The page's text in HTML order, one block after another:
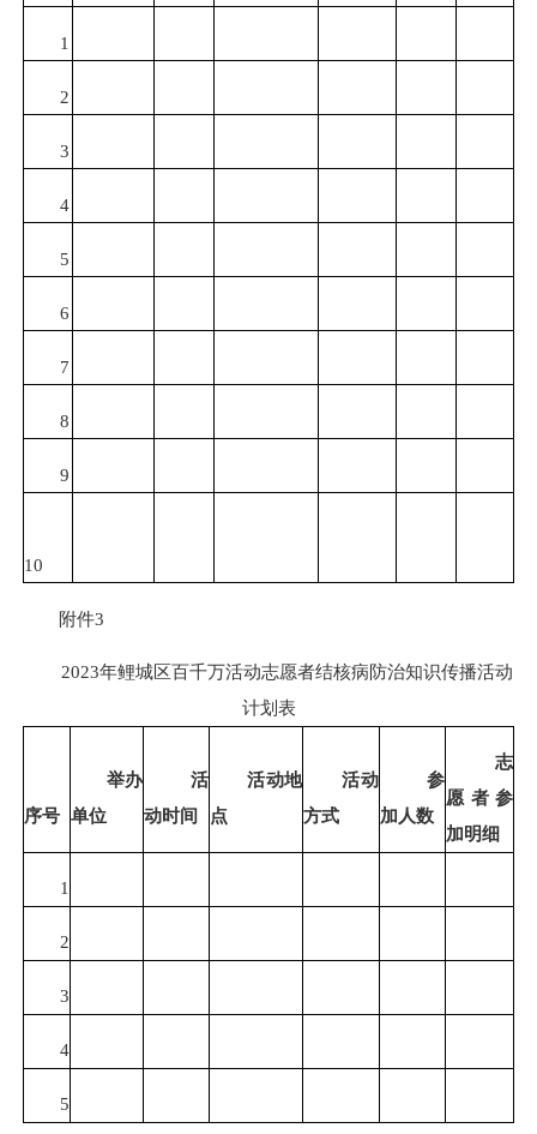
1
2
3
4
5
6
7
8
9
10
附件3
2023年鲤城区百千万活动志愿者结核病防治知识传播活动
计划表
序号
举办
单位
活
动时间
活动地
点
活动
方式
参
加人数
志
愿者参
加明细
1
2
3
4
5